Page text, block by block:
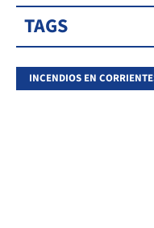
TAGS
INCENDIOS EN